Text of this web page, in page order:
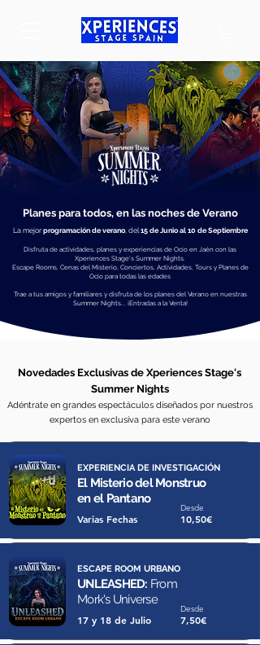
Planes para todos, en las noches de Verano
La mejor programación de verano, del 15 de Junio al 10 de Septiembre
Disfruta de actividades, planes y experiencias de Ocio en Jaén con las
Xperiences Stage's Summer Nights.
Escape Rooms, Cenas del Misterio, Conciertos, Actividades, Tours y Planes de
Ocio para todas las edades
Trae a tus amigos y familiares y disfruta de los planes del Verano en nuestras
Summer Nights... ¡Entradas a la Venta!
Novedades Exclusivas de Xperiences Stage's
Summer Nights
Adéntrate en grandes espectáculos diseñados por nuestros
expertos en exclusiva para este verano
EXPERIENCIA DE INVESTIGACIÓN
El Misterio del Monstruo
en el Pantano
Desde
Varias Fechas 10,50€
ESCAPE ROOM URBANO
UNLEASHED: From
Mork's Universe
Desde
17 y 18 de Julio 7,50€